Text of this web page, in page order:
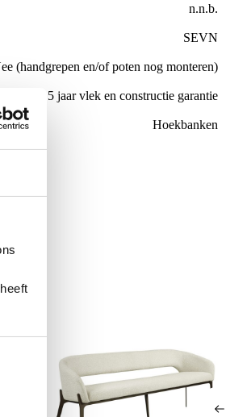
n.n.b.
SEVN
(handgrepen en/of poten nog monteren)
enjoy 5 jaar vlek en constructie garantie
Hoekbanken